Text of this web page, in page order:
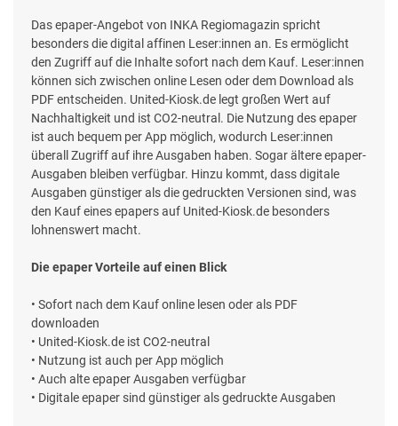
Das epaper-Angebot von INKA Regiomagazin spricht
besonders die digital affinen Leser:innen an. Es ermöglicht
den Zugriff auf die Inhalte sofort nach dem Kauf. Leser:innen
können sich zwischen online Lesen oder dem Download als
PDF entscheiden. United-Kiosk.de legt großen Wert auf
Nachhaltigkeit und ist CO2-neutral. Die Nutzung des epaper
ist auch bequem per App möglich, wodurch Leser:innen
überall Zugriff auf ihre Ausgaben haben. Sogar ältere epaper-
Ausgaben bleiben verfügbar. Hinzu kommt, dass digitale
Ausgaben günstiger als die gedruckten Versionen sind, was
den Kauf eines epapers auf United-Kiosk.de besonders
lohnenswert macht.
Die epaper Vorteile auf einen Blick
• Sofort nach dem Kauf online lesen oder als PDF
downloaden
• United-Kiosk.de ist CO2-neutral
• Nutzung ist auch per App möglich
• Auch alte epaper Ausgaben verfügbar
• Digitale epaper sind günstiger als gedruckte Ausgaben